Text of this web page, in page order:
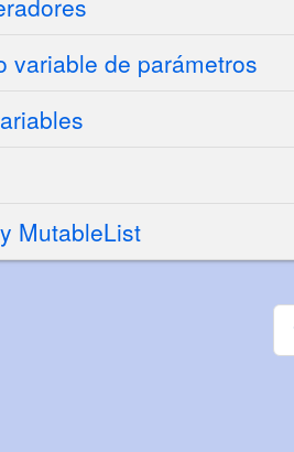
variable de parámetros
MutableList